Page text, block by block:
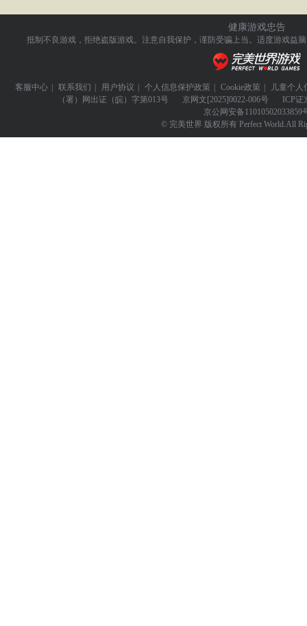
健康游戏忠告
抵制不良游戏，拒绝盗版游戏。注意自我保护，谨防受骗上当。 适度游戏益
客服中心 联系我们 用户协议 个人信息保护政策 Cookie政策
儿童个人
（署）网出证（皖）字第013号
京网文 [2025]0022-006号 ICP证
京公网安备11010502033859
© 完美世界 版权所有 Perfect World.All